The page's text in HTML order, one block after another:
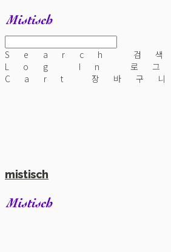
Search
검색
Log In
로
Cart
장바구
mistisch